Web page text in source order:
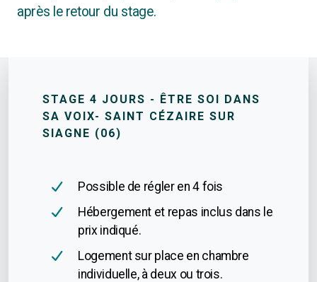
après le retour du stage.
STAGE 4 JOURS - ÊTRE SOI DANS
SA VOIX- SAINT CÉZAIRE SUR
SIAGNE (06)
Possible de régler en 4 fois
Hébergement et repas inclus dans le
prix indiqué.
Logement sur place en chambre
individuelle, à deux ou trois.